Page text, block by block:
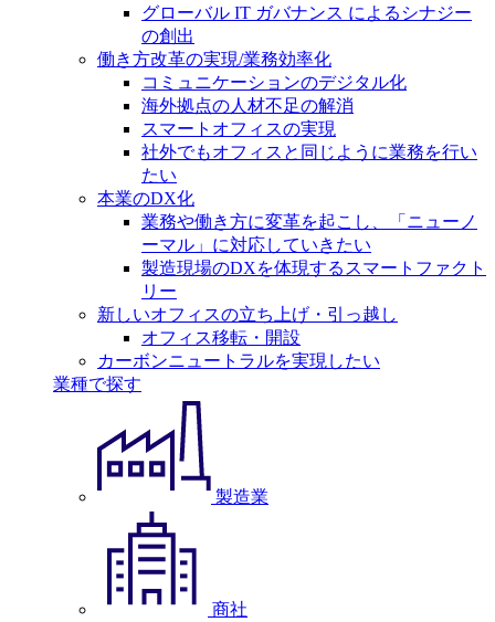
グローバル IT ガバナンス によるシナジー
の創出
働き方改革の実現/業務効率化
コミュニケーションのデジタル化
海外拠点の人材不足の解消
スマートオフィスの実現
社外でもオフィスと同じように業務を行い
たい
本業のDX化
業務や働き方に変革を起こし、「ニューノ
ーマル」に対応していきたい
製造現場のDXを体現するスマートファクト
リー
新しいオフィスの立ち上げ・引っ越し
オフィス移転・開設
カーボンニュートラルを実現したい
業種で探す
製造業
商社